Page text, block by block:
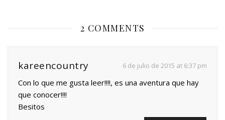
2 COMMENTS
kareencountry 6 de julio de 2015 at 6:37 pm
Con lo que me gusta leer!!!!, es una aventura que hay
que conocer!!!!
Besitos